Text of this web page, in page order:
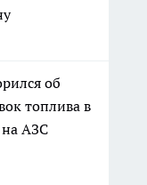
об
топлива в
на АЗС